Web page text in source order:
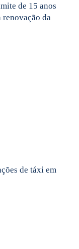
de 15 anos
da
de táxi em